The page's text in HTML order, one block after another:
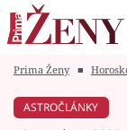
Módní alarm
Prima Ženy ■
ASTROČLÁNKY